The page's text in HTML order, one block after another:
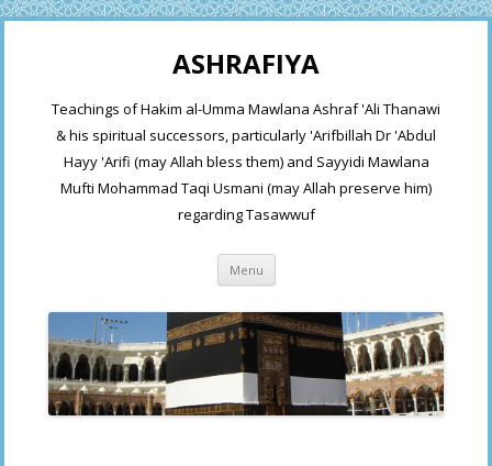
ASHRAFIYA
Teachings of Hakim al-Umma Mawlana Ashraf 'Ali Thanawi
& his spiritual successors, particularly 'Arifbillah Dr 'Abdul
Hayy 'Arifi (may Allah bless them) and Sayyidi Mawlana
Mufti Mohammad Taqi Usmani (may Allah preserve him)
regarding Tasawwuf
Menu Skip
content